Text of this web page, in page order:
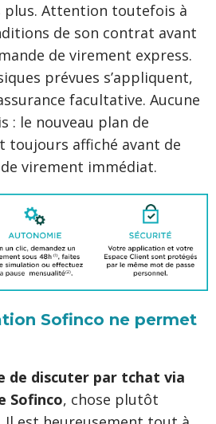
plus. Attention toutefois à
de son contrat avant
de virement express.
prévues s’appliquent,
facultative. Aucune
: le nouveau plan de
toujours affiché avant de
virement immédiat.
Sofinco ne permet
de discuter par tchat via
Sofinco, chose plutôt